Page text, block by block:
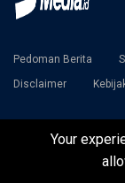
Pedoman Berita
Disclaimer
©2024
Your